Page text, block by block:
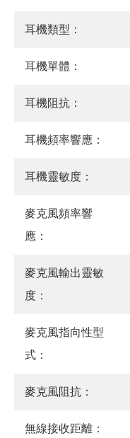
耳機類型：
耳機單體：
耳機阻抗：
耳機頻率響應：
耳機靈敏度：
麥克風頻率響
應：
麥克風輸出靈敏
度：
麥克風指向性型
式：
麥克風阻抗：
無線接收距離：